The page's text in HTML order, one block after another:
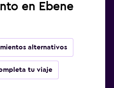
en Ebene
alternativos
tu viaje